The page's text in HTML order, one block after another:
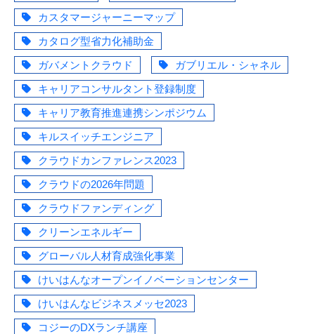
カスタマージャーニーマップ
カタログ型省力化補助金
ガバメントクラウド
ガブリエル・シャネル
キャリアコンサルタント登録制度
キャリア教育推進連携シンポジウム
キルスイッチエンジニア
クラウドカンファレンス2023
クラウドの2026年問題
クラウドファンディング
クリーンエネルギー
グローバル人材育成強化事業
けいはんなオープンイノベーションセンター
けいはんなビジネスメッセ2023
コジーのDXランチ講座